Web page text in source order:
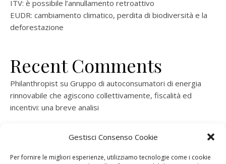
Gestisci Consenso Cookie
Per fornire le migliori esperienze, utilizziamo tecnologie come i cookie
ITV: è possibile l’annullamento retroattivo
EUDR: cambiamento climatico, perdita di biodiversità e la
deforestazione
Recent Comments
Philanthropist su Gruppo di autoconsumatori di energia
rinnovabile che agiscono collettivamente, fiscalità ed
incentivi: una breve analisi
rinnovabile che agiscono collettivamente, fiscalità ed